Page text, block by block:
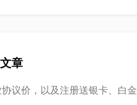
章
议价，以及注册送银卡、白金